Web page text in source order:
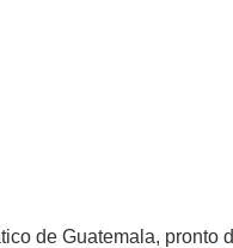
de Guatemala, pronto